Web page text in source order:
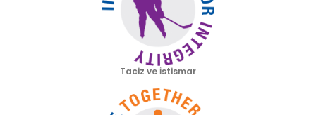
Taciz ve İstismar